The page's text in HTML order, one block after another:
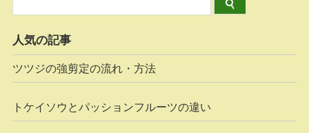
人気の記事
ツツジの強剪定の流れ・方法
トケイソウとパッションフルーツの違い